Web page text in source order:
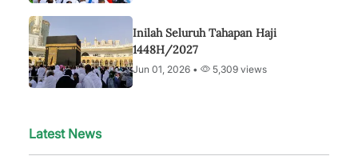
Inilah Seluruh Tahapan Haji
1448H/2027
Jun 01, 2026 • 5,309 views
Latest News